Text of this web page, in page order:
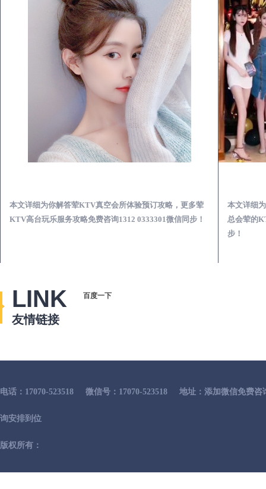
本文详细为你解答荤KTV真空会所体验预订攻略，更多荤
KTV高台玩乐服务攻略免费咨询1312 0333301微信同步！
本文详细
总会荤的
步！
LINK
友情链接
百度一下
电话：17070-523518 微信号：17070-523518 地址：添加微信免费
询安排到位
版权所有：